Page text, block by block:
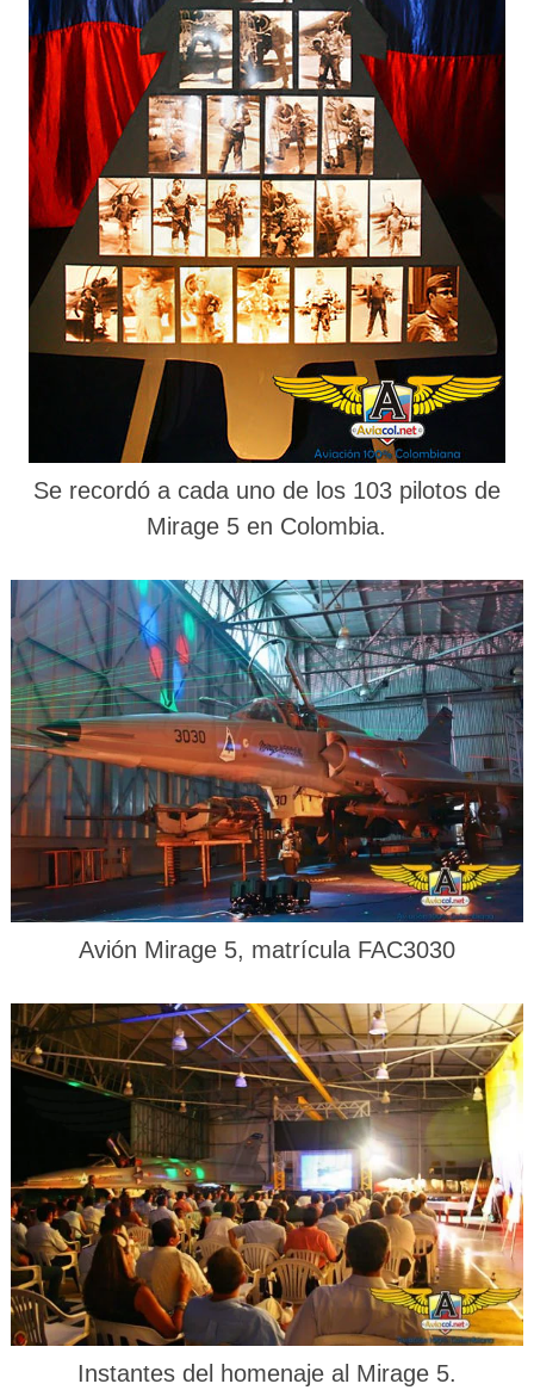
Se recordó a cada uno de los 103 pilotos de
Mirage 5 en Colombia.
Avión Mirage 5, matrícula FAC3030
Instantes del homenaje al Mirage 5.